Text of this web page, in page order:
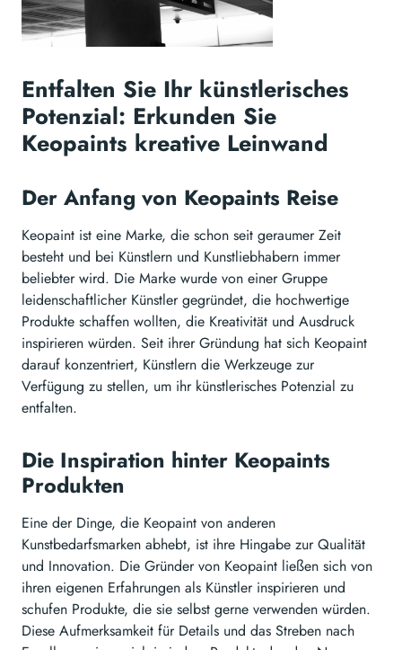
Entfalten Sie Ihr künstlerisches
Potenzial: Erkunden Sie
Keopaints kreative Leinwand
Der Anfang von Keopaints Reise
Keopaint ist eine Marke, die schon seit geraumer Zeit
besteht und bei Künstlern und Kunstliebhabern immer
beliebter wird. Die Marke wurde von einer Gruppe
leidenschaftlicher Künstler gegründet, die hochwertige
Produkte schaffen wollten, die Kreativität und Ausdruck
inspirieren würden. Seit ihrer Gründung hat sich Keopaint
darauf konzentriert, Künstlern die Werkzeuge zur
Verfügung zu stellen, um ihr künstlerisches Potenzial zu
entfalten.
Die Inspiration hinter Keopaints
Produkten
Eine der Dinge, die Keopaint von anderen
Kunstbedarfsmarken abhebt, ist ihre Hingabe zur Qualität
und Innovation. Die Gründer von Keopaint ließen sich von
ihren eigenen Erfahrungen als Künstler inspirieren und
schufen Produkte, die sie selbst gerne verwenden würden.
Diese Aufmerksamkeit für Details und das Streben nach